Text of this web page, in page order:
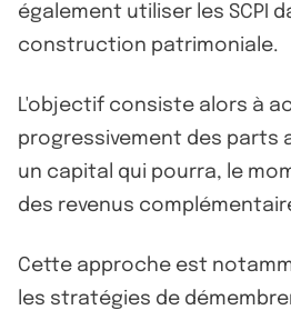
également utiliser les SCPI
construction patrimoniale.
L'objectif consiste alors à
progressivement des parts
un capital qui pourra, le
des revenus
Cette approche est
les stratégies de